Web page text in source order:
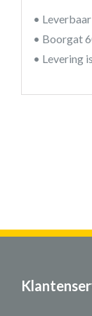
•
• Boorgat
• Levering